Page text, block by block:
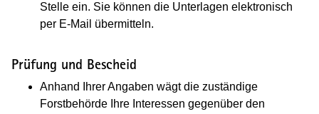
Stelle ein. Sie können die Unterlagen elektronisch
per E-Mail übermitteln.
Prüfung und Bescheid
Anhand Ihrer Angaben wägt die zuständige
Forstbehörde Ihre Interessen gegenüber den